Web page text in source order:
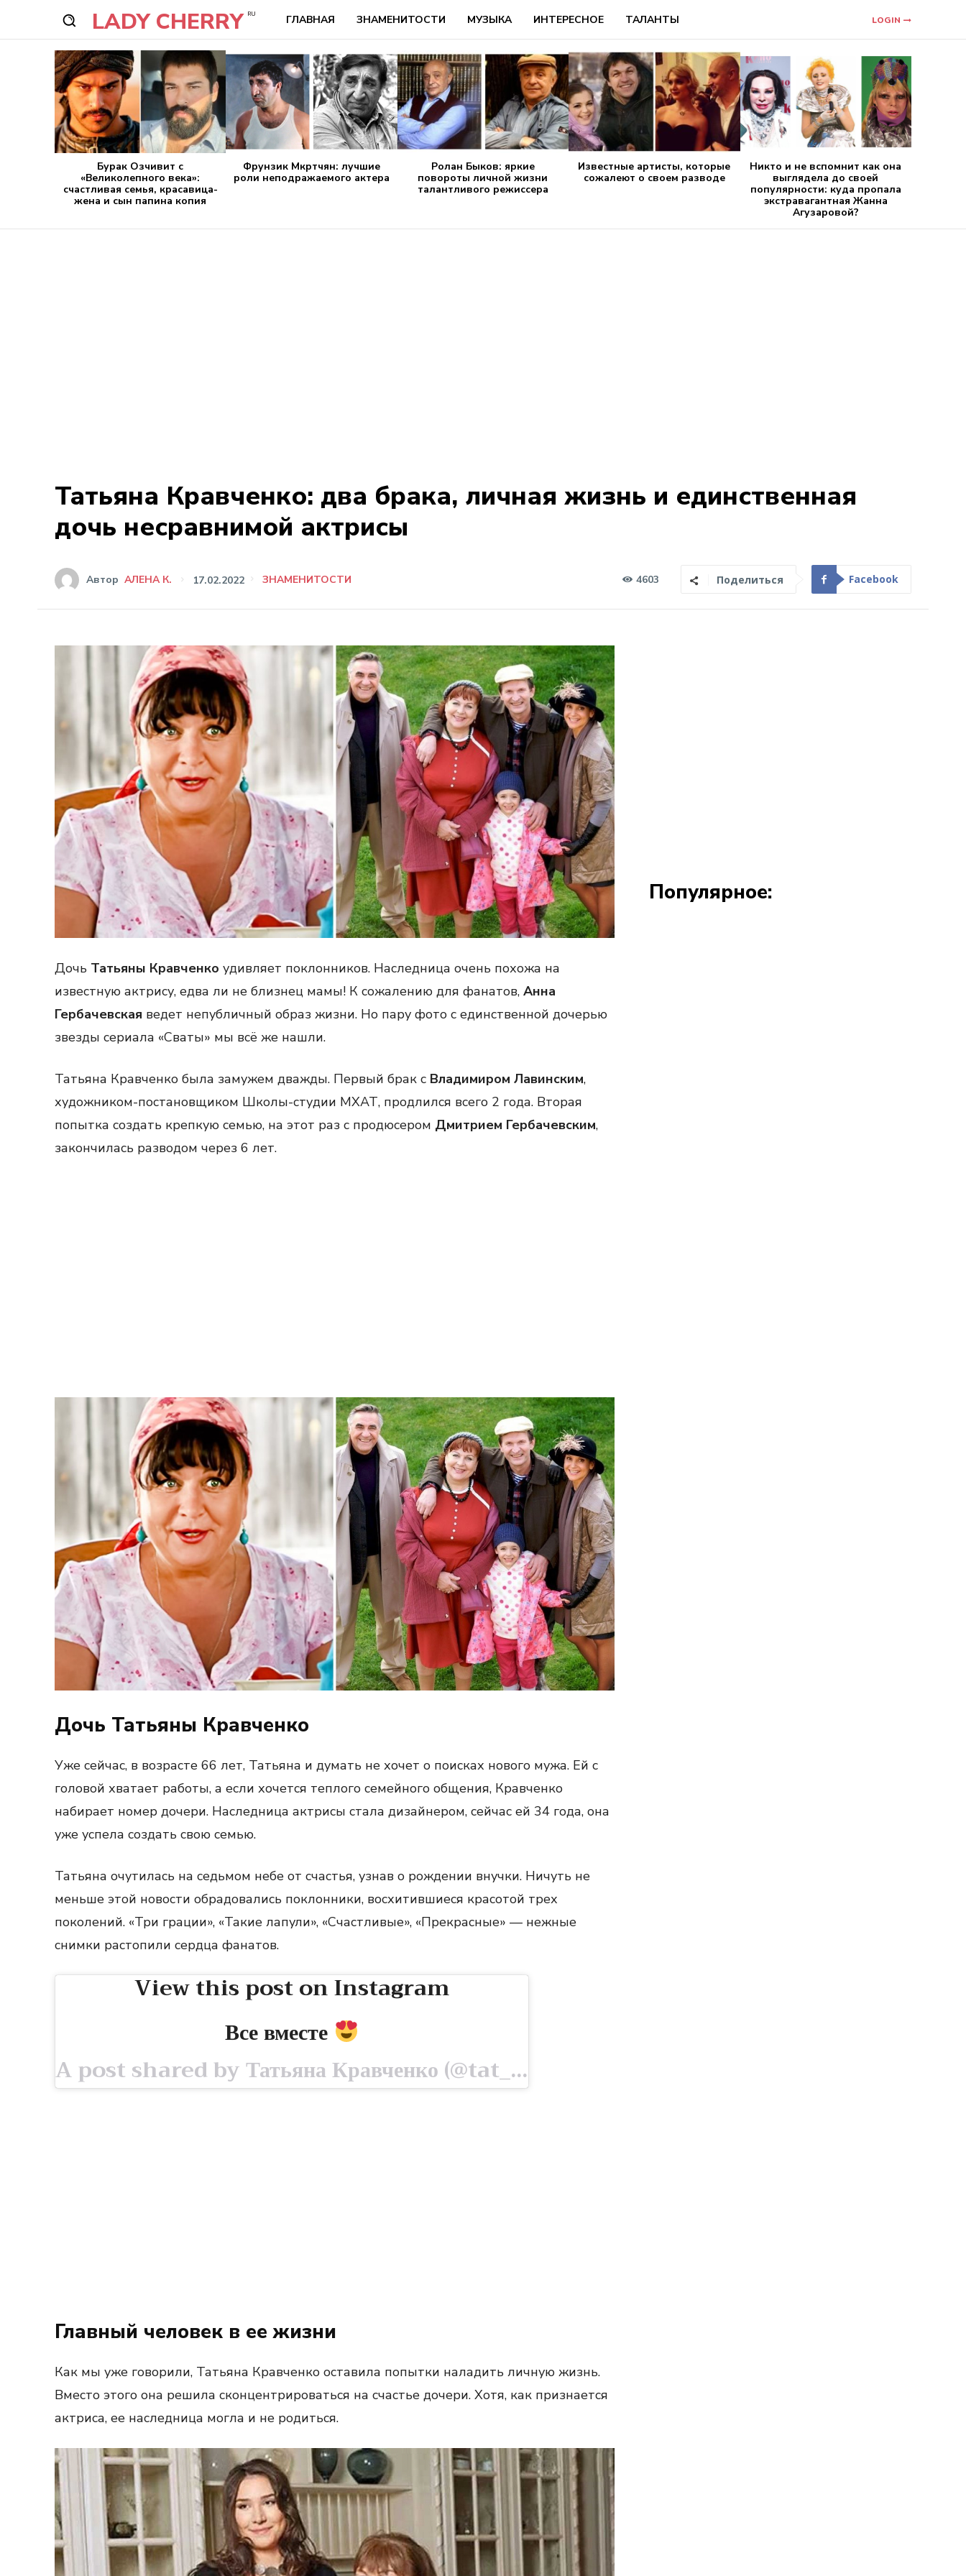
LADY CHERRY RU ГЛАВНАЯ ЗНАМЕНИТОСТИ МУЗЫКА ИНТЕРЕСНОЕ ТАЛАНТЫ LOGIN
Бурак Озчивит с
«Великолепного века»:
счастливая семья, красавица-
жена и сын папина копия
Фрунзик Мкртчян: лучшие
роли неподражаемого актера
Ролан Быков: яркие
повороты личной жизни
талантливого режиссера
Известные артисты, которые
сожалеют о своем разводе
Никто и не вспомнит как она
выглядела до своей
популярности: куда пропала
экстравагантная Жанна
Агузаровой?
Татьяна Кравченко: два брака, личная жизнь и единственная
дочь несравнимой актрисы
Автор АЛЕНА К. 17.02.2022 ЗНАМЕНИТОСТИ 4603 Поделиться Facebook
Дочь Татьяны Кравченко удивляет поклонников. Наследница очень похожа на
известную актрису, едва ли не близнец мамы! К сожалению для фанатов, Анна
Гербачевская ведет непубличный образ жизни. Но пару фото с единственной дочерью
звезды сериала «Сваты» мы всё же нашли.
Татьяна Кравченко была замужем дважды. Первый брак с Владимиром Лавинским,
художником-постановщиком Школы-студии МХАТ, продлился всего 2 года. Вторая
попытка создать крепкую семью, на этот раз с продюсером Дмитрием Гербачевским,
закончилась разводом через 6 лет.
Дочь Татьяны Кравченко
Уже сейчас, в возрасте 66 лет, Татьяна и думать не хочет о поисках нового мужа. Ей с
головой хватает работы, а если хочется теплого семейного общения, Кравченко
набирает номер дочери. Наследница актрисы стала дизайнером, сейчас ей 34 года, она
уже успела создать свою семью.
Татьяна очутилась на седьмом небе от счастья, узнав о рождении внучки. Ничуть не
меньше этой новости обрадовались поклонники, восхитившиеся красотой трех
поколений. «Три грации», «Такие лапули», «Счастливые», «Прекрасные» — нежные
снимки растопили сердца фанатов.
View this post on Instagram
Все вместе
A post shared by Татьяна Кравченко (@tat_kravchenko) on Jul 10, 2020 at 2:04am PDT
Главный человек в ее жизни
Как мы уже говорили, Татьяна Кравченко оставила попытки наладить личную жизнь.
Вместо этого она решила сконцентрироваться на счастье дочери. Хотя, как признается
актриса, ее наследница могла и не родиться.
Популярное: